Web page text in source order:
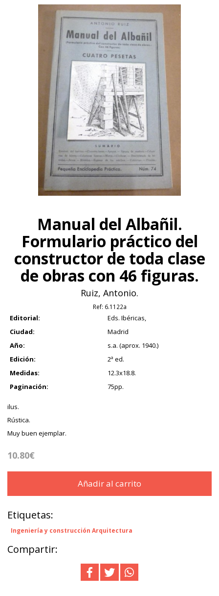
Manual del Albañil.
Formulario práctico del
constructor de toda clase
de obras con 46 figuras.
Ruiz, Antonio.
Ref: 6.1122a
Editorial:
Eds. Ibéricas,
Ciudad:
Madrid
Año:
s.a. (aprox. 1940.)
Edición:
2ª ed.
Medidas:
12.3x18.8.
Paginación:
75pp.
ilus.
Rústica.
Muy buen ejemplar.
10.80€
Añadir al carrito
Etiquetas:
Ingeniería y construcción Arquitectura
Compartir: